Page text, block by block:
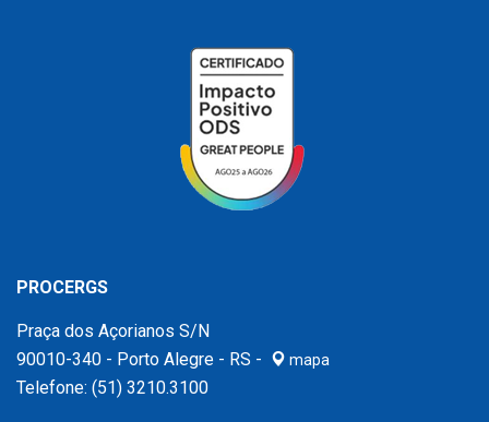
PROCERGS
Praça dos Açorianos S/N
90010-340 - Porto Alegre - RS -
mapa
Telefone: (51) 3210.3100